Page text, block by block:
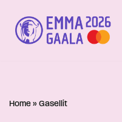
Siirry
suoraan
Home » Gasellit